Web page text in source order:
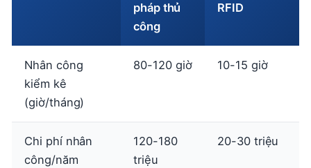
pháp thủ
công
RFID
Nhân công
kiểm kê
(giờ/tháng)
80-120 giờ 10-15 giờ
Chi phí nhân
công/năm
120-180
triệu
20-30 triệu